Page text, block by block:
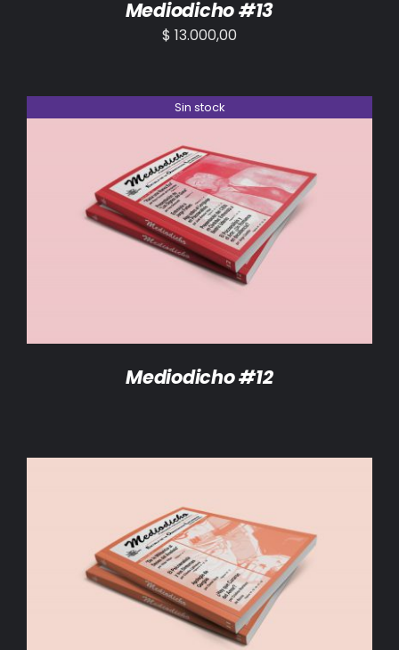
Mediodicho #13
$ 13.000,00
Sin stock
DETALLES
Mediodicho #12
AÑADIR AL CARRITO / DETALLES